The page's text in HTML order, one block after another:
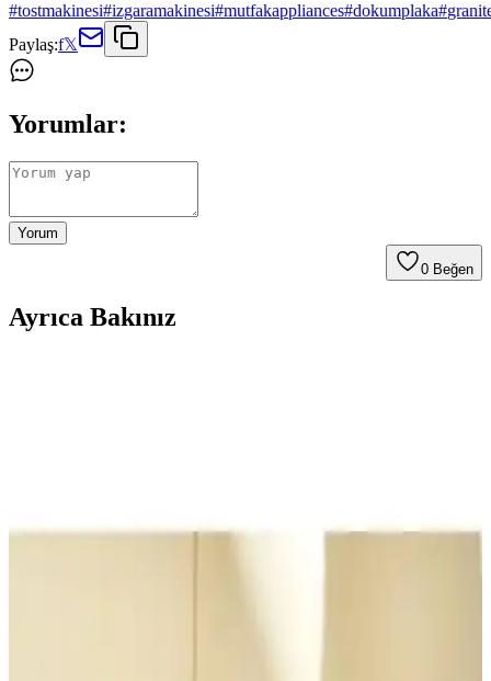
#tostmakinesi#izgaramakinesi#mutfakappliances#dokumplaka#
Paylaş:f𝕏
Yorumlar:
Yorum
0 Beğen
Ayrıca Bakınız
Korkmaz A316-13 Tostella ve Tefal Toast Expert